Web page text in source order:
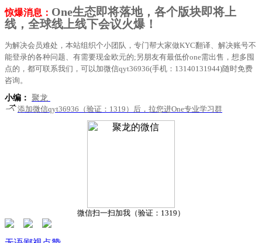
惊爆消息： One生态即将落地，各个版块即将上
线，全球线上线下会议火爆！
为解决会员难处，本站组织个小团队，专门帮大家做KYC翻译、解决账号不
能登录的各种问题、有需要现金欧元的;另朋友有最低价one需出售，想多囤
点的，都可联系我们，可以加微信qyt36936(手机：13140131944)随时免费
咨询。
小编： 聚龙
添加微信qyt36936（验证：1319）后，拉您进One专业学习群
微信扫一扫加我（验证：1319）